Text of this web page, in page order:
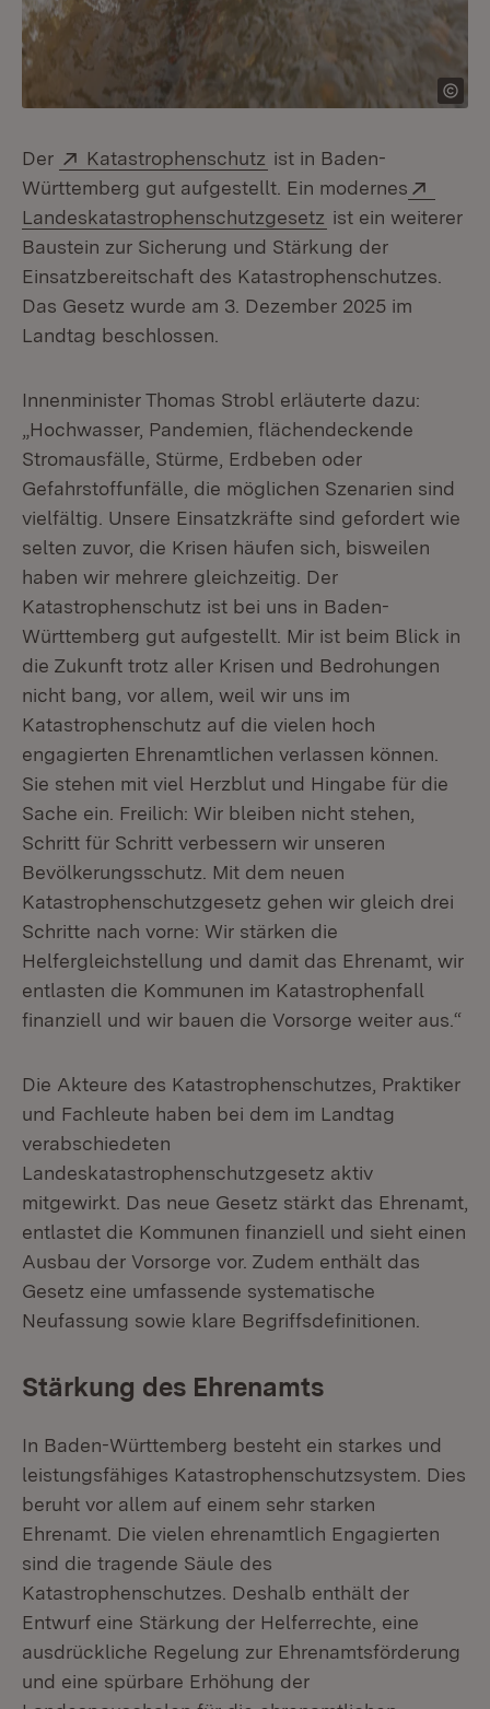
Der Extern:
Katastrophenschutz (Öffnet in neuem
ist in Baden-
Württemberg gut aufgestellt. Ein modernes
Landeskatastrophenschutzgesetz (Öffnet in neuem
ist ein weiterer
Baustein zur Sicherung und Stärkung der
Einsatzbereitschaft des Katastrophenschutzes.
Das Gesetz wurde am 3. Dezember 2025 im
Landtag beschlossen.
Innenminister Thomas Strobl erläuterte dazu:
„Hochwasser, Pandemien, flächendeckende
Stromausfälle, Stürme, Erdbeben oder
Gefahrstoffunfälle, die möglichen Szenarien sind
vielfältig. Unsere Einsatzkräfte sind gefordert wie
selten zuvor, die Krisen häufen sich, bisweilen
haben wir mehrere gleichzeitig. Der
Katastrophenschutz ist bei uns in Baden-
Württemberg gut aufgestellt. Mir ist beim Blick in
die Zukunft trotz aller Krisen und Bedrohungen
nicht bang, vor allem, weil wir uns im
Katastrophenschutz auf die vielen hoch
engagierten Ehrenamtlichen verlassen können.
Sie stehen mit viel Herzblut und Hingabe für die
Sache ein. Freilich: Wir bleiben nicht stehen,
Schritt für Schritt verbessern wir unseren
Bevölkerungsschutz. Mit dem neuen
Katastrophenschutzgesetz gehen wir gleich drei
Schritte nach vorne: Wir stärken die
Helfergleichstellung und damit das Ehrenamt, wir
entlasten die Kommunen im Katastrophenfall
finanziell und wir bauen die Vorsorge weiter aus.“
Die Akteure des Katastrophenschutzes, Praktiker
und Fachleute haben bei dem im Landtag
verabschiedeten
Landeskatastrophenschutzgesetz aktiv
mitgewirkt. Das neue Gesetz stärkt das Ehrenamt,
entlastet die Kommunen finanziell und sieht einen
Ausbau der Vorsorge vor. Zudem enthält das
Gesetz eine umfassende systematische
Neufassung sowie klare Begriffsdefinitionen.
Stärkung des Ehrenamts
In Baden-Württemberg besteht ein starkes und
leistungsfähiges Katastrophenschutzsystem. Dies
beruht vor allem auf einem sehr starken
Ehrenamt. Die vielen ehrenamtlich Engagierten
sind die tragende Säule des
Katastrophenschutzes. Deshalb enthält der
Entwurf eine Stärkung der Helferrechte, eine
ausdrückliche Regelung zur Ehrenamtsförderung
und eine spürbare Erhöhung der